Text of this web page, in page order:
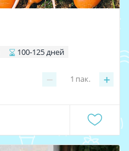
100-125 дней
− +
1 пак.